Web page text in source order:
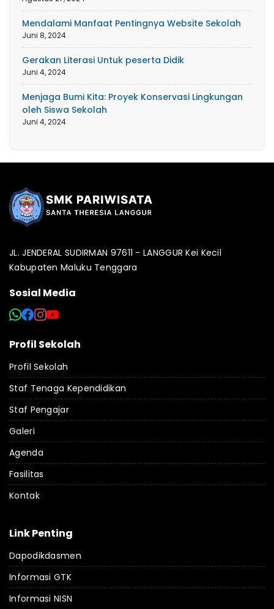
Mendalami Manfaat Pentingnya Website Sekolah
Juni 8, 2024
Gerakan Literasi Untuk peserta Didik
Juni 4, 2024
Menjaga Bumi Kita: Proyek Konservasi Lingkungan
oleh Siswa Sekolah
Juni 4, 2024
JL. JENDERAL SUDIRMAN 97611 - LANGGUR Kei Kecil
Kabupaten Maluku Tenggara
Sosial Media
Profil Sekolah
Profil Sekolah
Staf Tenaga Kependidikan
Staf Pengajar
Galeri
Agenda
Fasilitas
Kontak
Link Penting
Dapodikdasmen
Informasi GTK
Informasi NISN